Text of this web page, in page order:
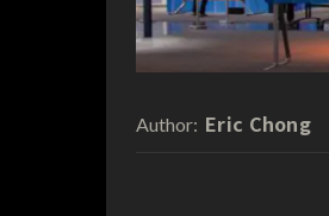
Author: Eric Chong